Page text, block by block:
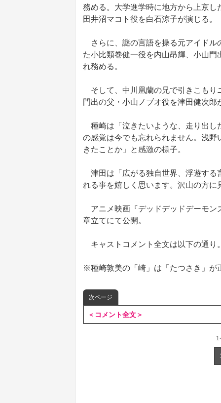
務める。大学進学時に地方から上京
田井沼マコト役を白石涼子が演じる。
さらに、謎の言語を操る元アイドル
た小比類巻健一役を内山昂輝、小山
れ務める。
そして、中川凰蘭の兄で引きこもり
門出の父・小山ノブオ役を津田健次郎
種崎は「泣きたいような、走り出し
の感覚は今でも忘れられません。浅
きたことか」と感激の様子。
津田は「広がる独自世界、浮遊する
れる事を嬉しく思います。沢山の方
アニメ映画『デッドデッドデーモン
章立てにて公開。
キャストコメント全文は以下の通り
※種崎敦美の「崎」は「たつさき」が
次ページ
＜コメント全文＞
1